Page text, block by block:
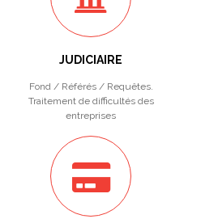
JUDICIAIRE
Fond / Référés / Requêtes.
Traitement de difficultés des
entreprises